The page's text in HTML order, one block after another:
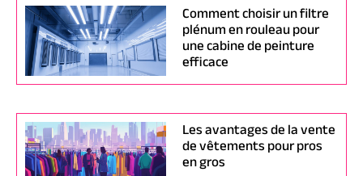
Comment choisir un filtre
plénum en rouleau pour
une cabine de peinture
efficace
Les avantages de la vente
de vêtements pour pros
en gros